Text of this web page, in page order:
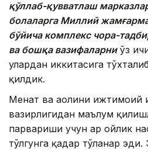
қўллаб-қувватлаш
болаларга Миллий
бўйича комплекс чора-
ва бошқа вазифаларниўз
улардан иккитасига
қилдик.
Меҳнат ва аҳолини ижтимоий
вазирлигидан маълум
парвариши учун ҳар ойлик
тўлгунга қадар тўланар